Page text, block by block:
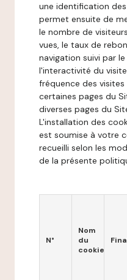
une identification des
permet ensuite de
le nombre de
vues, le taux de
navigation suivi par
l'interactivité du
fréquence des
certaines pages du
diverses pages du
L'installation des
est soumise à votre
recueilli selon les
de la présente
N°
Nom
du
cookie